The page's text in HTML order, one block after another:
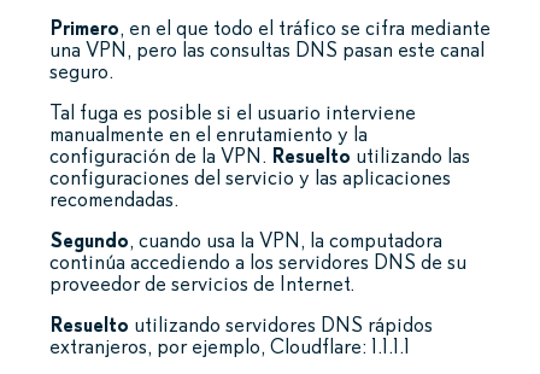
Primero, en el que todo el tráfico se cifra mediante
una VPN, pero las consultas DNS pasan este canal
seguro.
Tal fuga es posible si el usuario interviene
manualmente en el enrutamiento y la
configuración de la VPN. Resuelto utilizando las
configuraciones del servicio y las aplicaciones
recomendadas.
Segundo, cuando usa la VPN, la computadora
continúa accediendo a los servidores DNS de su
proveedor de servicios de Internet.
Resuelto utilizando servidores DNS rápidos
extranjeros, por ejemplo, Cloudflare: 1.1.1.1